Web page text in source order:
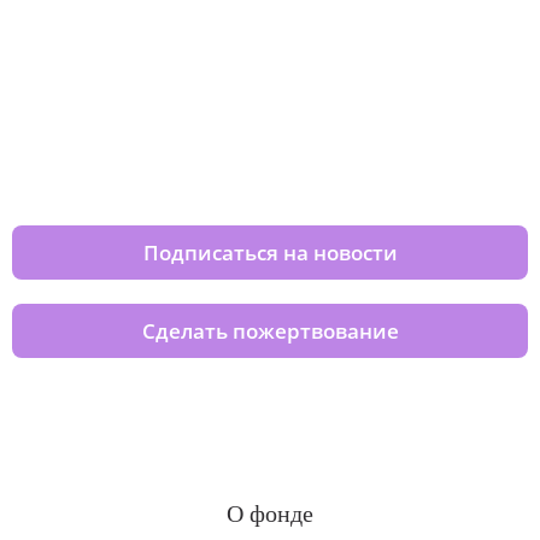
Подписаться на новости
Сделать пожертвование
О фонде